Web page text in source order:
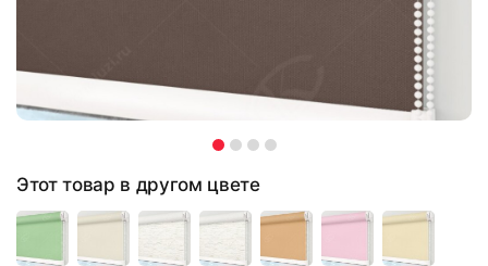
Этот товар в другом цвете